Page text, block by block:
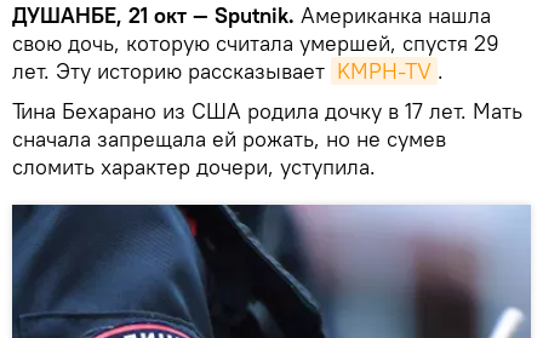
ДУШАНБЕ, 21 окт — Sputnik. Американка нашла
свою дочь, которую считала умершей, спустя 29
лет. Эту историю рассказывает KMPH-TV .
Тина Бехарано из США родила дочку в 17 лет. Мать
сначала запрещала ей рожать, но не сумев
сломить характер дочери, уступила.